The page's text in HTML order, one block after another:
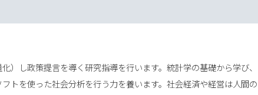
）し政策提言を導く研究指導を行います。統計学の基礎から学び、
トを使った社会分析を行う力を養います。社会経済や経営は人間の